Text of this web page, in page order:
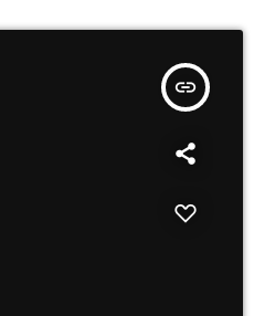
insert_link